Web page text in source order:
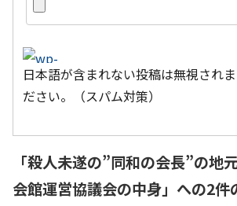
日本語が含まれない投稿は無視され
ださい。（スパム対策）
「殺人未遂の”同和の会長”の地
会館運営協議会の中身」への2件